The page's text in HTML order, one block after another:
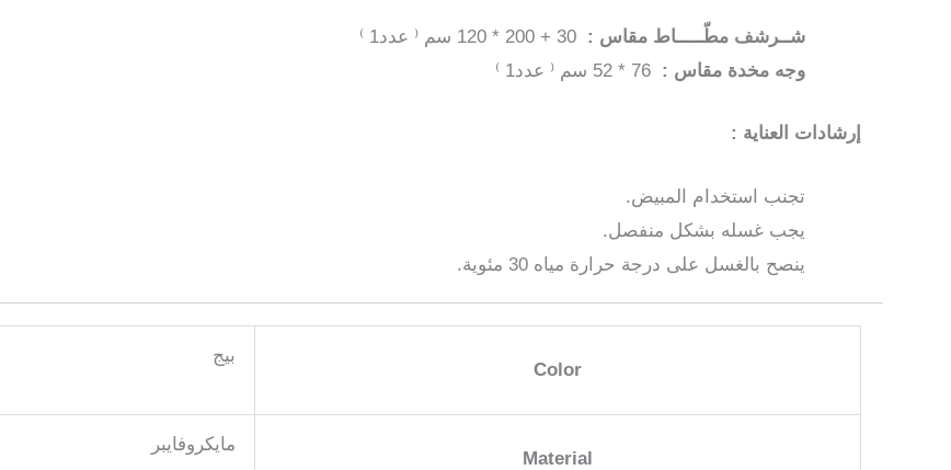
شــرشف مطّـــــاط مقاس :
وجه مخدة مقاس :
إرشادات العناية :
تجنب استخدام المبيض.
يجب غسله بشكل منفصل.
ينصح بالغسل على درجة حرارة مياه 30 مئوية.
Color
بيج
Material
مايكروفايبر